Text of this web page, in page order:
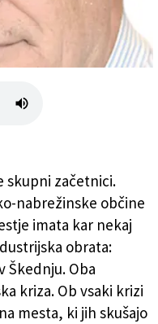
(Marjan Kemperle)
skupni začetnici.
nabrežinske občine
imata kar nekaj
obrata:
Škednju. Oba
kriza. Ob vsaki krizi
mesta, ki jih skušajo